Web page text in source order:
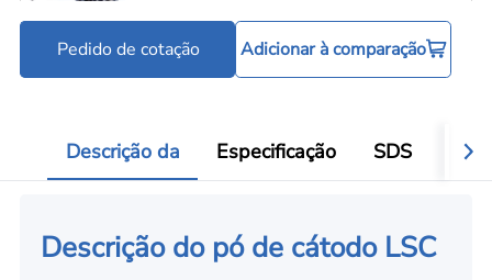
Pedido de cotação Adicionar à comparação
Descrição da Especificação SDS
Descrição do pó de cátodo LSC